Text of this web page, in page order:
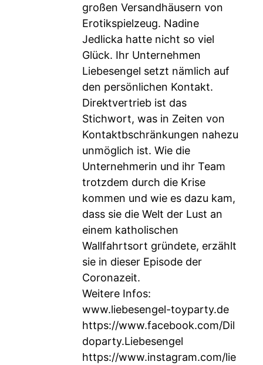
großen Versandhäusern von
Erotikspielzeug. Nadine
Jedlicka hatte nicht so viel
Glück. Ihr Unternehmen
Liebesengel setzt nämlich auf
den persönlichen Kontakt.
Direktvertrieb ist das
Stichwort, was in Zeiten von
Kontaktbschränkungen nahezu
unmöglich ist. Wie die
Unternehmerin und ihr Team
trotzdem durch die Krise
kommen und wie es dazu kam,
dass sie die Welt der Lust an
einem katholischen
Wallfahrtsort gründete, erzählt
sie in dieser Episode der
Coronazeit.
Weitere Infos:
www.liebesengel-toyparty.de
https://www.facebook.com/Dil
doparty.Liebesengel
https://www.instagram.com/lie